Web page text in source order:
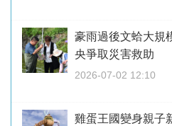
豪雨過後文蛤大
央爭取災害救助
2026-07-02 12:10
雞蛋王國變身親